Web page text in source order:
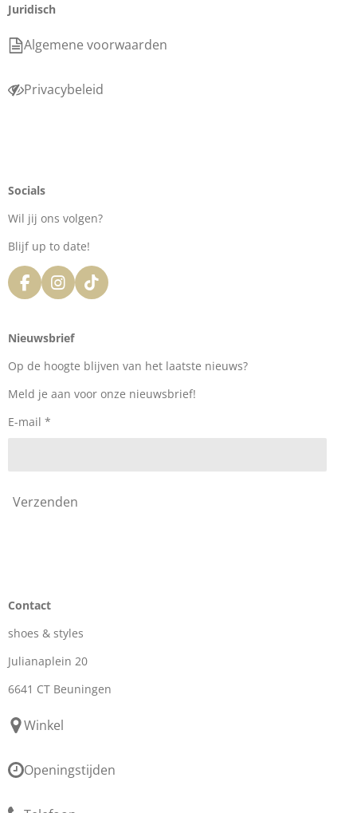
Juridisch
Algemene voorwaarden
Privacybeleid
Socials
Wil jij ons volgen?
Blijf up to date!
F
a
e
o
k
I
n
t
g
a
T
i
k
Nieuwsbrief
Op de hoogte blijven van het laatste nieuws?
Meld je aan voor onze nieuwsbrief!
E-mail *
Verzenden
Contact
shoes & styles
Julianaplein 20
6641 CT Beuningen
Winkel
Openingstijden